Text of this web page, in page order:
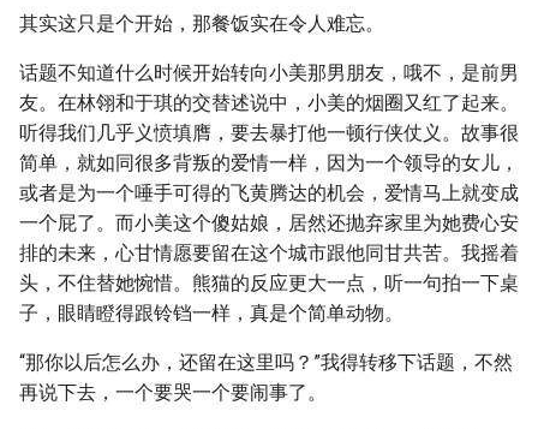
其实这只是个开始，那餐饭实在令人难忘。
话题不知道什么时候开始转向小美那男朋友，哦不，是前男
友。在林翎和于琪的交替述说中，小美的烟圈又红了起来。
听得我们几乎义愤填膺，要去暴打他一顿行侠仗义。故事很
简单，就如同很多背叛的爱情一样，因为一个领导的女儿，
或者是为一个唾手可得的飞黄腾达的机会，爱情马上就变成
一个屁了。而小美这个傻姑娘，居然还抛弃家里为她费心安
排的未来，心甘情愿要留在这个城市跟他同甘共苦。我摇着
头，不住替她惋惜。熊猫的反应更大一点，听一句拍一下桌
子，眼睛瞪得跟铃铛一样，真是个简单动物。
“那你以后怎么办，还留在这里吗？”我得转移下话题，不然
再说下去，一个要哭一个要闹事了。